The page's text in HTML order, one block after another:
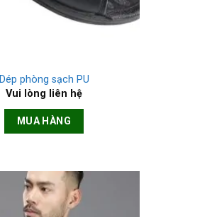
Dép phòng sạch PU
Vui lòng liên hệ
MUA HÀNG